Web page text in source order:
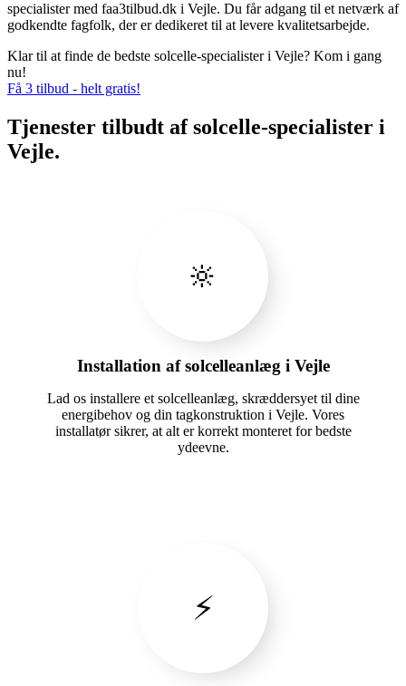
specialister med faa3tilbud.dk i Vejle. Du får adgang til et netværk af
godkendte fagfolk, der er dedikeret til at levere kvalitetsarbejde.
Klar til at finde de bedste solcelle-specialister i Vejle? Kom i gang
nu!
Få 3 tilbud - helt gratis!
Tjenester tilbudt af solcelle-specialister i
Vejle.
🔆
Installation af solcelleanlæg i Vejle
Lad os installere et solcelleanlæg, skræddersyet til dine
energibehov og din tagkonstruktion i Vejle. Vores
installatør sikrer, at alt er korrekt monteret for bedste
ydeevne.
⚡